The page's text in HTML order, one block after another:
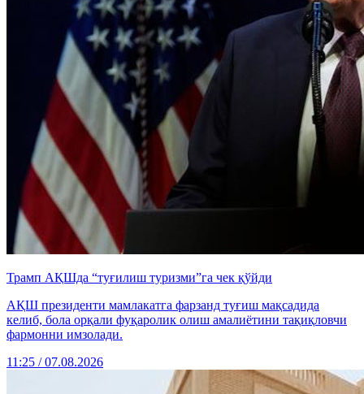
Трамп АҚШда “туғилиш туризми”га чек қўйди
АҚШ президенти мамлакатга фарзанд туғиш мақсадида
келиб, бола орқали фуқаролик олиш амалиётини тақиқловчи
фармонни имзолади.
11:25 / 07.08.2026